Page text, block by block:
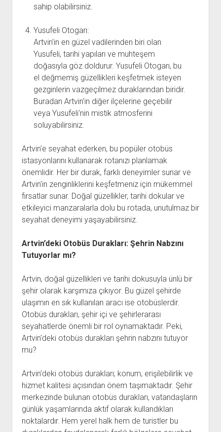
sahip olabilirsiniz.
Yusufeli Otogarı:
Artvin'in en güzel vadilerinden biri olan
Yusufeli, tarihi yapıları ve muhteşem
doğasıyla göz doldurur. Yusufeli Otogarı, bu
el değmemiş güzellikleri keşfetmek isteyen
gezginlerin vazgeçilmez duraklarından biridir.
Buradan Artvin'in diğer ilçelerine geçebilir
veya Yusufeli'nin mistik atmosferini
soluyabilirsiniz.
Artvin'e seyahat ederken, bu popüler otobüs
istasyonlarını kullanarak rotanızı planlamak
önemlidir. Her bir durak, farklı deneyimler sunar ve
Artvin'in zenginliklerini keşfetmeniz için mükemmel
fırsatlar sunar. Doğal güzellikler, tarihi dokular ve
etkileyici manzaralarla dolu bu rotada, unutulmaz bir
seyahat deneyimi yaşayabilirsiniz.
Artvin’deki Otobüs Durakları: Şehrin Nabzını
Tutuyorlar mı?
Artvin, doğal güzellikleri ve tarihi dokusuyla ünlü bir
şehir olarak karşımıza çıkıyor. Bu güzel şehirde
ulaşımın en sık kullanılan aracı ise otobüslerdir.
Otobüs durakları, şehir içi ve şehirlerarası
seyahatlerde önemli bir rol oynamaktadır. Peki,
Artvin'deki otobüs durakları şehrin nabzını tutuyor
mu?
Artvin'deki otobüs durakları; konum, erişilebilirlik ve
hizmet kalitesi açısından önem taşımaktadır. Şehir
merkezinde bulunan otobüs durakları, vatandaşların
günlük yaşamlarında aktif olarak kullandıkları
noktalardır. Hem yerel halk hem de turistler bu